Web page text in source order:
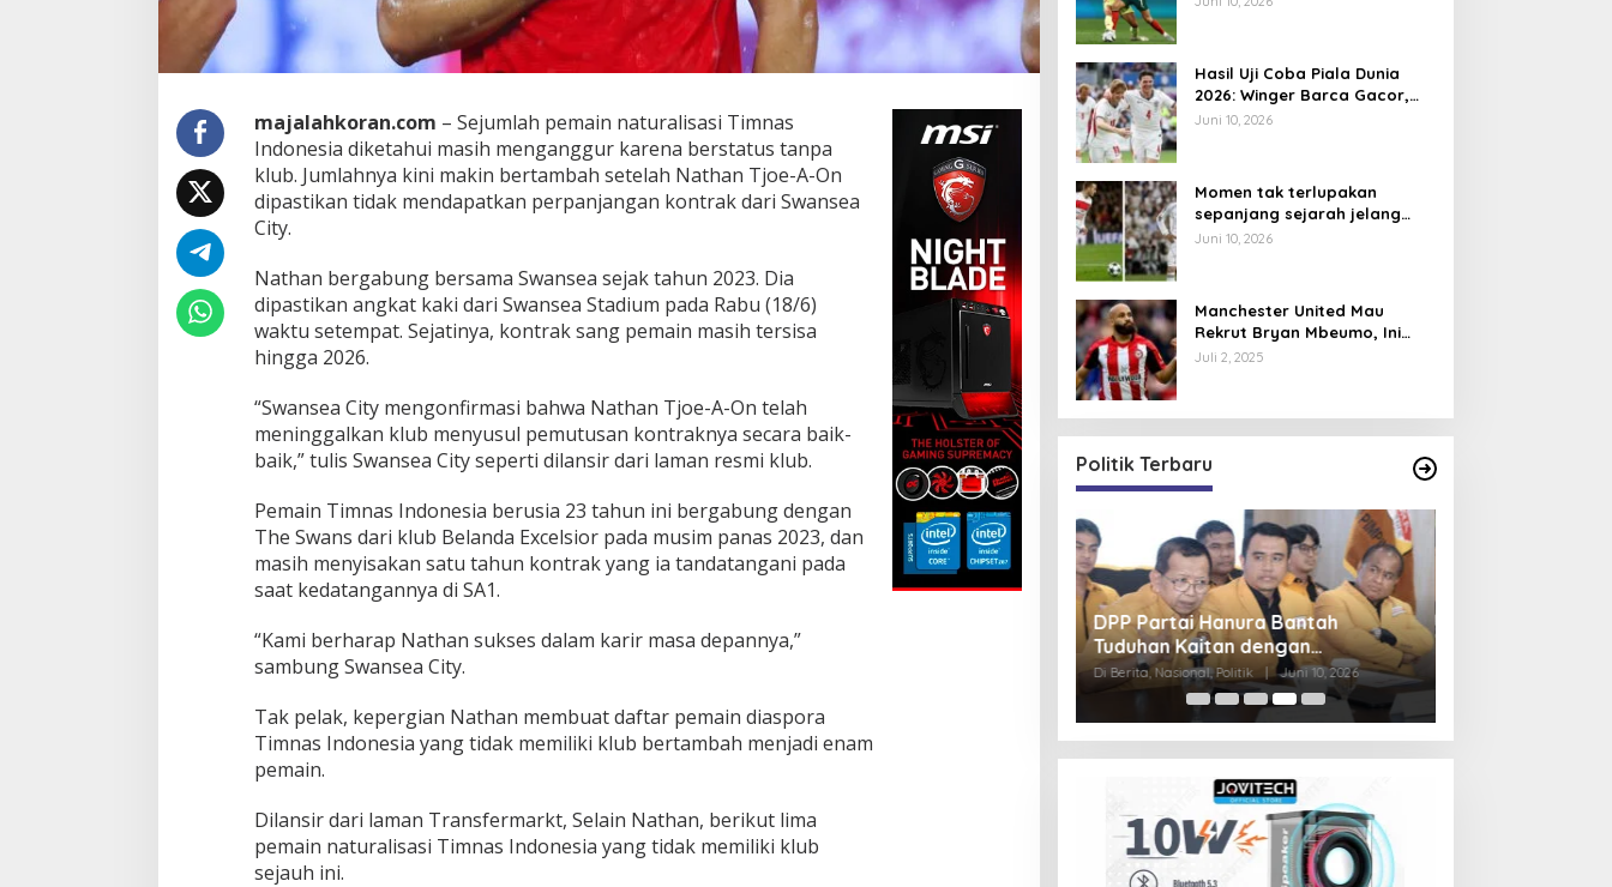
i
a
y
g
M
a
i
e
n
g
a
g
u
,
a
t
h
n
j
o
-
A
-
J
a
d
majalahkoran.com – Sejumlah pemain naturalisasi Timnas
Indonesia diketahui masih menganggur karena berstatus tanpa
klub. Jumlahnya kini makin bertambah setelah Nathan Tjoe-A-On
dipastikan tidak mendapatkan perpanjangan kontrak dari Swansea
City.
Nathan bergabung bersama Swansea sejak tahun 2023. Dia
dipastikan angkat kaki dari Swansea Stadium pada Rabu (18/6)
waktu setempat. Sejatinya, kontrak sang pemain masih tersisa
hingga 2026.
“Swansea City mengonfirmasi bahwa Nathan Tjoe-A-On telah
meninggalkan klub menyusul pemutusan kontraknya secara baik-
baik,” tulis Swansea City seperti dilansir dari laman resmi klub.
Pemain Timnas Indonesia berusia 23 tahun ini bergabung dengan
The Swans dari klub Belanda Excelsior pada musim panas 2023, dan
masih menyisakan satu tahun kontrak yang ia tandatangani pada
saat kedatangannya di SA1.
“Kami berharap Nathan sukses dalam karir masa depannya,”
sambung Swansea City.
Tak pelak, kepergian Nathan membuat daftar pemain diaspora
Timnas Indonesia yang tidak memiliki klub bertambah menjadi enam
pemain.
Dilansir dari laman Transfermarkt, Selain Nathan, berikut lima
pemain naturalisasi Timnas Indonesia yang tidak memiliki klub
sejauh ini.
Hasil Uji Coba Piala Dunia
2026: Winger Barca Gacor,
Inggris Semakin Tajam
Juni 10, 2026
Momen tak terlupakan
sepanjang sejarah jelang
Piala Dunia 2026, David
Juni 10, 2026
Manchester United Mau
Rekrut Bryan Mbeumo, Ini
Perkiraan Posisi Barunya
Juli 2, 2025
Politik Terbaru
Komando Indo-Pasifik, Mengapa?
Juni 18, 2026
Ungkap 41 Nama Politikus yang
Diduga Minta Titik Dapur SPPG
Di Berita, Nasional, Politik
Tuduhan Kaitan dengan
Sri Mulyani Dihentikan DPR, Raker
Jadi Perkenalan 2 Dirjen Baru
Di Ekonomi, Nasional, Politik | Juli 7, 2025